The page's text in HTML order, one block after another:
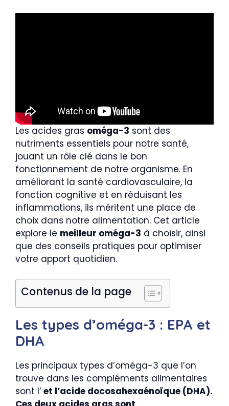
Les acides gras oméga-3 sont des
nutriments essentiels pour notre santé,
jouant un rôle clé dans le bon
fonctionnement de notre organisme. En
améliorant la santé cardiovasculaire, la
fonction cognitive et en réduisant les
inflammations, ils méritent une place de
choix dans notre alimentation. Cet article
explore le meilleur oméga-3 à choisir, ainsi
que des conseils pratiques pour optimiser
votre apport quotidien.
Contenus de la page
Les types d’oméga-3 : EPA et
DHA
Les principaux types d’oméga-3 que l’on
trouve dans les compléments alimentaires
sont l’ et l’acide docosahexaénoïque (DHA).